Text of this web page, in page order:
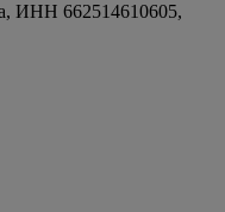
ИНН 662514610605,